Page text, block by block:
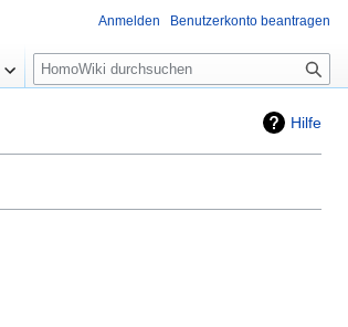
Hilfe
Anmelden Benutzerkonto beantragen
Suche